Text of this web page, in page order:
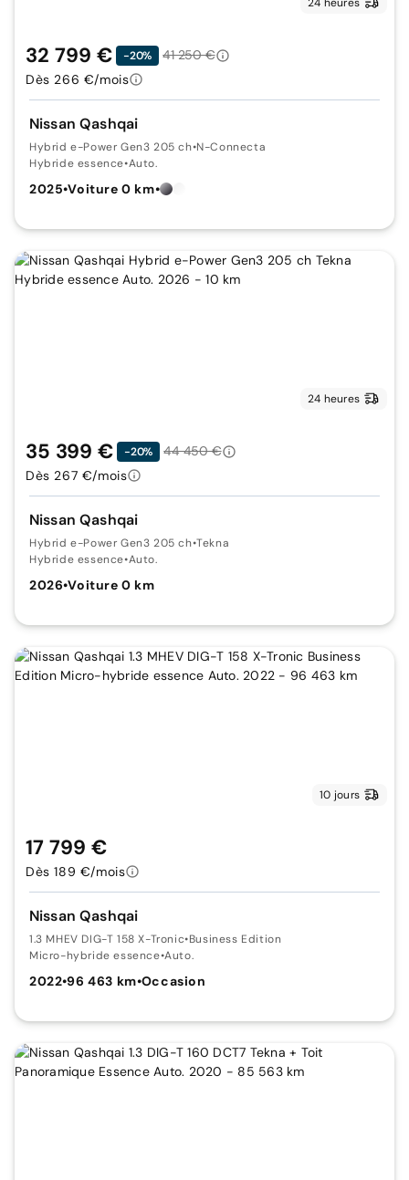
Nissan Qashqai
Hybrid e-Power Gen3 205 ch•N-Connecta
Hybride essence•Auto.
2025•Voiture 0 km•
32 799 € -20%
41 250 €
Dès 266 €/mois
24 heures
Nissan Qashqai
Hybrid e-Power Gen3 205 ch•Tekna
Hybride essence•Auto.
2026•Voiture 0 km
35 399 € -20%
44 450 €
Dès 267 €/mois
10 jours
Nissan Qashqai
1.3 MHEV DIG-T 158 X-Tronic•Business Edition
Micro-hybride essence•Auto.
2022•96 463 km•Occasion
17 799 €
Dès 189 €/mois